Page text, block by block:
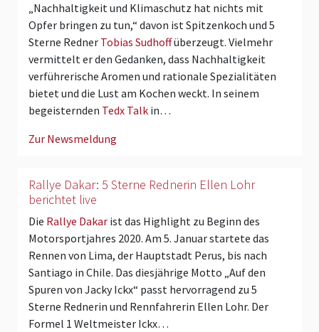
„Nachhaltigkeit und Klimaschutz hat nichts mit
Opfer bringen zu tun,“ davon ist Spitzenkoch und 5
Sterne Redner Tobias Sudhoffüberzeugt. Vielmehr
vermittelt er den Gedanken, dass Nachhaltigkeit
verführerische Aromen und rationale Spezialitäten
bietet und die Lust am Kochen weckt. In seinem
begeisternden Tedx Talk in…
Zur Newsmeldung
Rallye Dakar: 5 Sterne Rednerin Ellen Lohr
berichtet live
Die Rallye Dakar ist das Highlight zu Beginn des
Motorsportjahres 2020. Am 5. Januar startete das
Rennen von Lima, der Hauptstadt Perus, bis nach
Santiago in Chile. Das diesjährige Motto „Auf den
Spuren von Jacky Ickx“ passt hervorragend zu 5
Sterne Rednerin und Rennfahrerin Ellen Lohr. Der
Formel 1 Weltmeister Ickx…